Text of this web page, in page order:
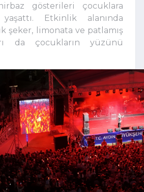
gösterileri çocuklara
Etkinlik alanında
şeker, limonata ve patlamış
da çocukların yüzünü